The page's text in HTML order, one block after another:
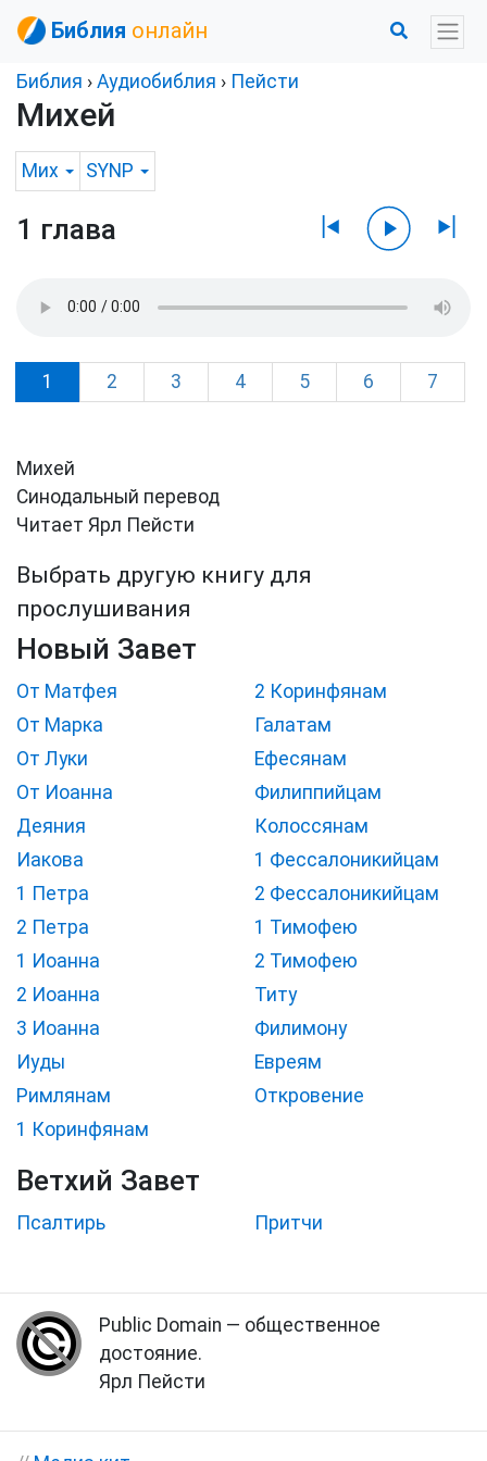
Библия онлайн
Библия › Аудиобиблия › Пейсти
Михей
Мих SYNP
1 глава
1 2 3 4 5 6 7
Михей
Синодальный перевод
Читает Ярл Пейсти
Выбрать другую книгу для
прослушивания
Новый Завет
От Матфея
От Марка
От Луки
От Иоанна
Деяния
Иакова
1 Петра
2 Петра
1 Иоанна
2 Иоанна
3 Иоанна
Иуды
Римлянам
1 Коринфянам
2 Коринфянам
Галатам
Ефесянам
Филиппийцам
Колоссянам
1 Фессалоникийцам
2 Фессалоникийцам
1 Тимофею
2 Тимофею
Титу
Филимону
Евреям
Откровение
Ветхий Завет
Псалтирь Притчи
Public Domain — общественное
достояние.
Ярл Пейсти